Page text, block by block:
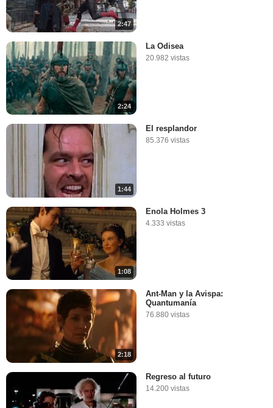
2:47
2:24
La Odisea
20.982 vistas
1:44
El resplandor
85.376 vistas
1:08
Enola Holmes 3
4.333 vistas
2:18
Ant-Man y la Avispa:
Quantumanía
76.880 vistas
Regreso al futuro
14.200 vistas